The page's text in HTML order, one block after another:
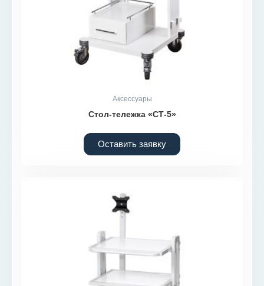
Аксессуары
Стол-тележка «СТ-5»
Оставить заявку